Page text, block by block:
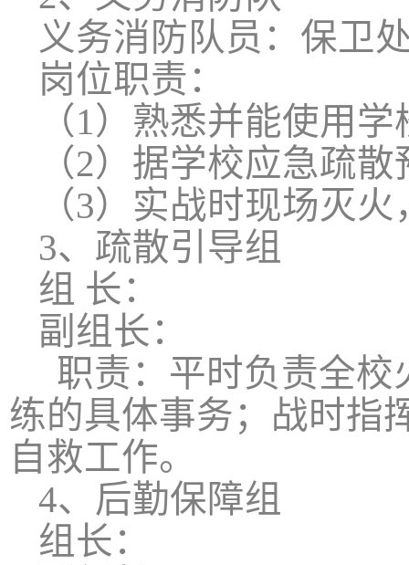
义务消防队员：保卫
岗位职责：
（1）熟悉并能使用
（2）据学校应急疏
（3）实战时现场灭
3、疏散引导组
组 长：
副组长：
职责：平时负责全
练的具体事务；战时指
自救工作。
4、后勤保障组
组长：